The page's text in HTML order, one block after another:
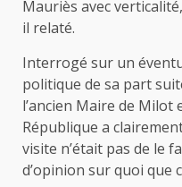
Mauriès avec
il relaté.
Interrogé sur un
politique de sa part
l’ancien Maire de Milot
République a
visite n’était pas de le
d’opinion sur quoi que